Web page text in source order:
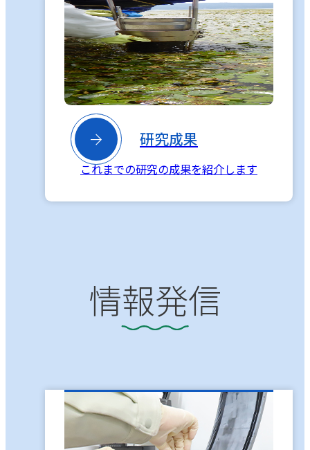
 研究成果
これまでの研究の成果を紹介します
情報発信